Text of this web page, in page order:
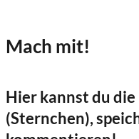
Mach mit!
Hier kannst du
(Sternchen),